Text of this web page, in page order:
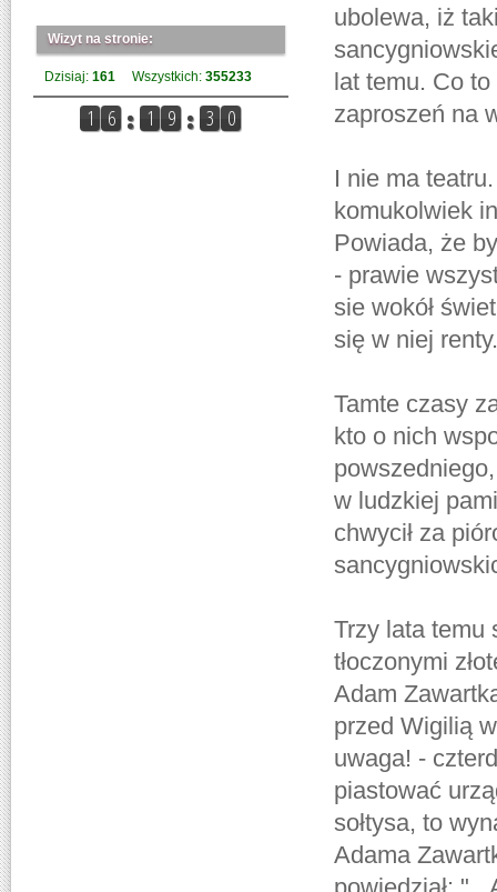
Wizyt na stronie:
Dzisiaj: 161 Wszystkich: 355233
ubolewa, iż
lat temu. Co to
zaproszeń na
I nie ma
komukolwiek
Powiada, że
- prawie
sie wokół
się w niej renty.
Tamte czasy
kto o nich
w ludzkiej
chwycił za
Trzy lata temu
tłoczonymi
Adam
przed Wigilią
uwaga! -
piastować
sołtysa, to
Adama